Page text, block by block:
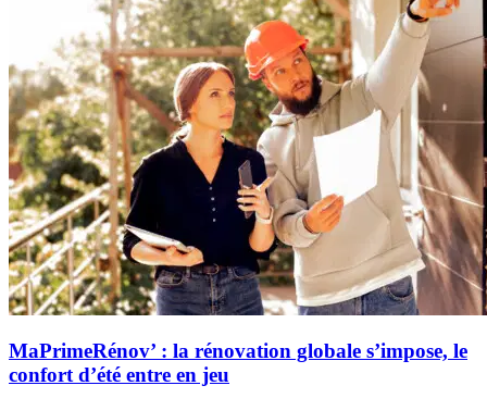
MaPrimeRénov’ : la rénovation globale s’impose, le
confort d’été entre en jeu